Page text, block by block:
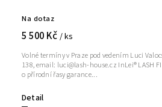
Na dotaz
5 500 Kč / ks
Detail
Volné termíny v Praze pod vedením Luci
138, email: luci@lash-house.cz InLei® LASH FILLER
o přírodní řasy garance...